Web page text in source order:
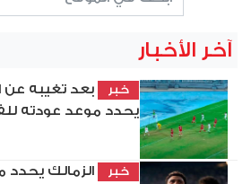
آخر الأخبار
خبر
بعد تغيبه عن
يحدد موعد عودته
خبر
الزمالك يحدد